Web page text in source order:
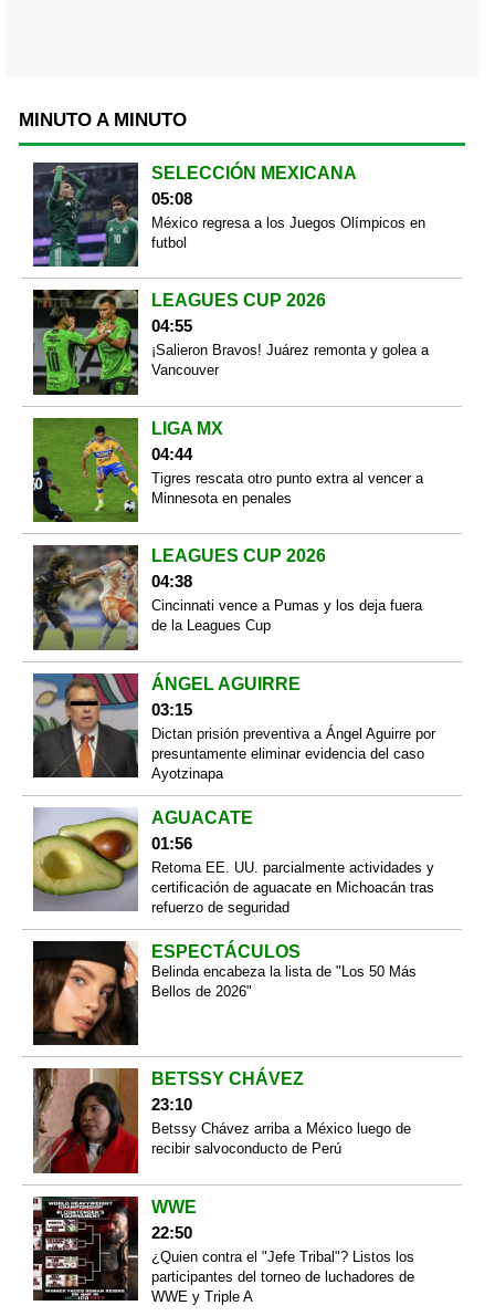
MINUTO A MINUTO
SELECCIÓN MEXICANA
05:08
México regresa a los Juegos Olímpicos en
futbol
LEAGUES CUP 2026
04:55
¡Salieron Bravos! Juárez remonta y golea a
Vancouver
LIGA MX
04:44
Tigres rescata otro punto extra al vencer a
Minnesota en penales
LEAGUES CUP 2026
04:38
Cincinnati vence a Pumas y los deja fuera
de la Leagues Cup
ÁNGEL AGUIRRE
03:15
Dictan prisión preventiva a Ángel Aguirre por
presuntamente eliminar evidencia del caso
Ayotzinapa
AGUACATE
01:56
Retoma EE. UU. parcialmente actividades y
certificación de aguacate en Michoacán tras
refuerzo de seguridad
ESPECTÁCULOS
Belinda encabeza la lista de "Los 50 Más
Bellos de 2026"
BETSSY CHÁVEZ
23:10
Betssy Chávez arriba a México luego de
recibir salvoconducto de Perú
WWE
22:50
¿Quien contra el "Jefe Tribal"? Listos los
participantes del torneo de luchadores de
WWE y Triple A